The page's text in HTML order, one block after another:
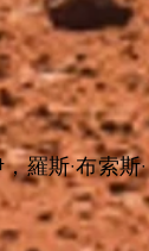
羅斯·布索斯·